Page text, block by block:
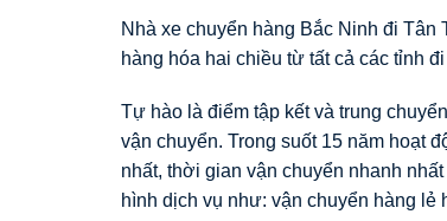
Nhà xe chuyển hàng Bắc Ninh đi Tân
hàng hóa hai chiều từ tất cả các tỉnh
Tự hào là điểm tập kết và trung
vận chuyển. Trong suốt 15 năm hoạt
nhất, thời gian vận chuyển nhanh
hình dịch vụ như: vận chuyển hàng